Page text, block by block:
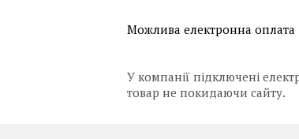
У компанії підключені
товар не покидаючи сайту.